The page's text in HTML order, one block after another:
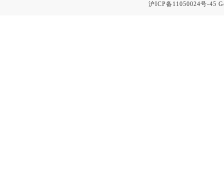
沪ICP备11050024号-45